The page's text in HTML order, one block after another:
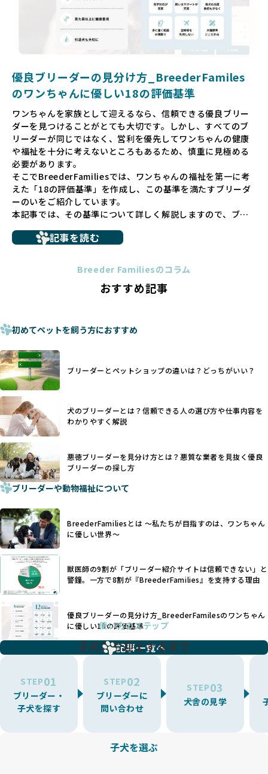
リーダーを選べる環境を整えています。
そして、消費者の皆様が正しい情報をもとに優良ブリーダー
を求めることで、ワンちゃんを家族のように愛する優良ブリ
ーダーが増え、営利優先の「悪徳ブリーダー」が自然と淘汰
される社会を目指しています。目の前の子犬だけでなく、親
ゃんに優しい世界を築いていきたいと考えています。
長するための環境が十分に整っていない場合が多く、販売ま
での間に過密な環境や長距離移動のストレスを受けることが
少なくありません。このような環境は、健康リスクや社会性
の問題につながりやすく、ワンちゃんにとっても望ましいと
は言えません。
こうした背景から、BreederFamiliesはペットショップを介
さない直接販売を採用するとともに、ペットオークションや
ペットショップを利用するブリーダーの掲載も行ってしませ
ん。
ペットショップを避けた方がいい理由の詳細はこちら
法令レベルの最低基準にとどまっていることが問題です。こ
の法令レベルの基準はブリーディング環境の最低限を定める
ものに過ぎず、ワンちゃんの心身の福祉やブリーダーの責任
少なくなく、消費者にとって選択の判断が難しい現状があり
さらに、書類審査のみで掲載が許可されるサイトが多く、実
際の飼育環境やブリーダーの姿勢が見えにくい点も課題で
す。こうしたサイトでは、ブリーダーが記載する情報が主で
あり、実際の現場や日々のケアの状況がわからないため、営
利優先の「悪徳ブリーダー」が含まれるリスクが高まりま
す。
BreederFamiliesでは、ワンちゃんを大切にする「優良ブリ
ーダー」のみを紹介するために、法令を超えた独自の基準を
設け、ブリーダーの理念や飼育環境の厳格なチェックを行っ
ています。
一部の営利優先のブリーディングでは、母犬の出産負担を考
えずに大量繁殖が行われ、親犬が心身ともに疲弊するケース
が見られます。さらに、コストカットのために食事を減らし
たり、栄養のない食事を与える、適切な健康管理が行われな
いなど、ワンちゃんの健康と福祉が犠牲にされることも少な
くありません。
また、健康リスクが予測しづらいミックス犬の繁殖や、愛情
が行き届かない多頭飼育等も問題です。これらのブリーディ
ング手法は、ワンちゃんの福祉を無視し、利益のみを追求す
るブリーダーによるものが多く、消費者にとっても深刻な課
題となっています。
BreederFamiliesでは、こうしたワンちゃんに優しくないブ
リーディングをなくすため、すべてのワンちゃんを家族のよ
うに大切に飼育・繁殖を行っている「優良ブリーダー」のみ
BreederFamiliesでは、アニマルウェルフェアを最優先に考
えた6つの絶対基準と12の総合基準を設定しています。これに
ことを徹底しています。
BreederFamiliesでは、以下の6項目を必須条件とし、これら
優良ブリーダーの見分け方_BreederFamiles
のワンちゃんに優しい18の評価基準
ワンちゃんを家族として迎えるなら、信頼できる優良ブリー
ダーを見つけることがとても大切です。しかし、すべてのブ
リーダーが同じではなく、営利を優先してワンちゃんの健康
や福祉を十分に考えないところもあるため、慎重に見極める
必要があります。
そこでBreederFamiliesでは、ワンちゃんの福祉を第一に考
えた「18の評価基準」を作成し、この基準を満たすブリーダ
ーのいをご紹介しています。
本記事では、その基準について詳しく解説しますので、ブリ
に断尾（しっぽを切る）や断耳（耳を切る）が行われている
これは痛みを伴う処置で、ワンちゃんの身体的な負担が大き
手段でもあるため、切断されることで他の犬や人間との意思
ヨーロッパ諸国ではこうした処置が禁止されている一方で、
日本ではいまだ行われる場合があります。
優良ブリーダーは動物福祉を優先し、ワンちゃんの自然な姿
を大切にするため断尾・断耳を行いません。
一方、営利優先ブリーダーでは「見た目が良く売れやすい」
ことを理由に断尾や断耳を行うことがあり、中には麻酔なし
で処置するケースも見受けられます。
「耳やしっぽを切らない」詳細はこちら
犬種ごとに異なる健康リスクや育て方のポイントを理解し、
適切に対応するためには、深い知識と豊富な経験が欠かせま
せん。現在、犬種は200種類以上あり、それぞれに特有の健康
たとえば、パグは呼吸器系のトラブルを抱えやすく、ラブラ
ドール・レトリバーには股関節形成不全への注意が必要で
す。このような犬種ごとの違いを熟知し、適切なケアを提供
できるかどうかは、ブリーダーの専門性に大きく関わりま
す。
優良ブリーダーは、少数の犬種（一般的に3種以内）に絞って
繁殖を行い、各犬種の特徴を熟知しています。これにより、
犬種ごとの健康管理や繁殖において質の高いケアを提供する
ことが可能です。
一方、営利優先ブリーダーは流行や需要に応じて扱う犬種を
増やす傾向があり、犬種ごとに異なる健康問題や適切な育成
環境を十分に考慮しない場合があります。こうしたブリーダ
たりストレスを抱えたりするリスクが高まります。
「少数の犬種に集中」の詳細はこちら
すが、無計画な交配には健康リスクが伴います。異なる犬種
の特徴を持つことで予測しにくい健康問題が発生する可能性
が高く、診断や治療も複雑化する場合があります。また、ミ
記事を読む
Breeder Familiesのコラム
おすすめ記事
初めてペットを飼う方におすすめ
ブリーダーとペットショップの違いは？どっちがいい？
犬のブリーダーとは？信頼できる人の選び方や仕事内容を
わかりやすく解説
悪徳ブリーダーを見分け方とは？悪質な業者を見抜く優良
ブリーダーの探し方
ブリーダーや動物福祉について
BreederFamiliesとは 〜私たちが目指すのは、ワンちゃん
に優しい世界〜
獣医師の9割が「ブリーダー紹介サイトは信頼できない」と
警鐘。一方で8割が『BreederFamilies』を支持する理由
優良ブリーダーの見分け方_BreederFamilesのワンちゃん
に優しい18の評価基準
記事一覧へ
使い方のステップ
子犬をお迎えするまで
STEP01
ブリーダー・
子犬を探す
STEP02
ブリーダーに
問い合わせ
STEP03
犬舎の見学
子犬を選ぶ